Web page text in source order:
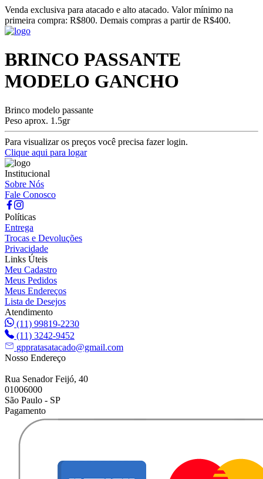
Venda exclusiva para atacado e alto atacado. Valor mínimo na
primeira compra: R$800. Demais compras a partir de R$400.
BRINCO PASSANTE
MODELO GANCHO
Brinco modelo passante
Peso aprox. 1.5gr
Para visualizar os preços você precisa fazer login.
Clique aqui para logar
Institucional
Sobre Nós
Fale Conosco
Políticas
Entrega
Trocas e Devoluções
Privacidade
Links Úteis
Meu Cadastro
Meus Pedidos
Meus Endereços
Lista de Desejos
Atendimento
(11) 99819-2230
(11) 3242-9452
gppratasatacado@gmail.com
Nosso Endereço
Rua Senador Feijó, 40
01006000
São Paulo - SP
Pagamento